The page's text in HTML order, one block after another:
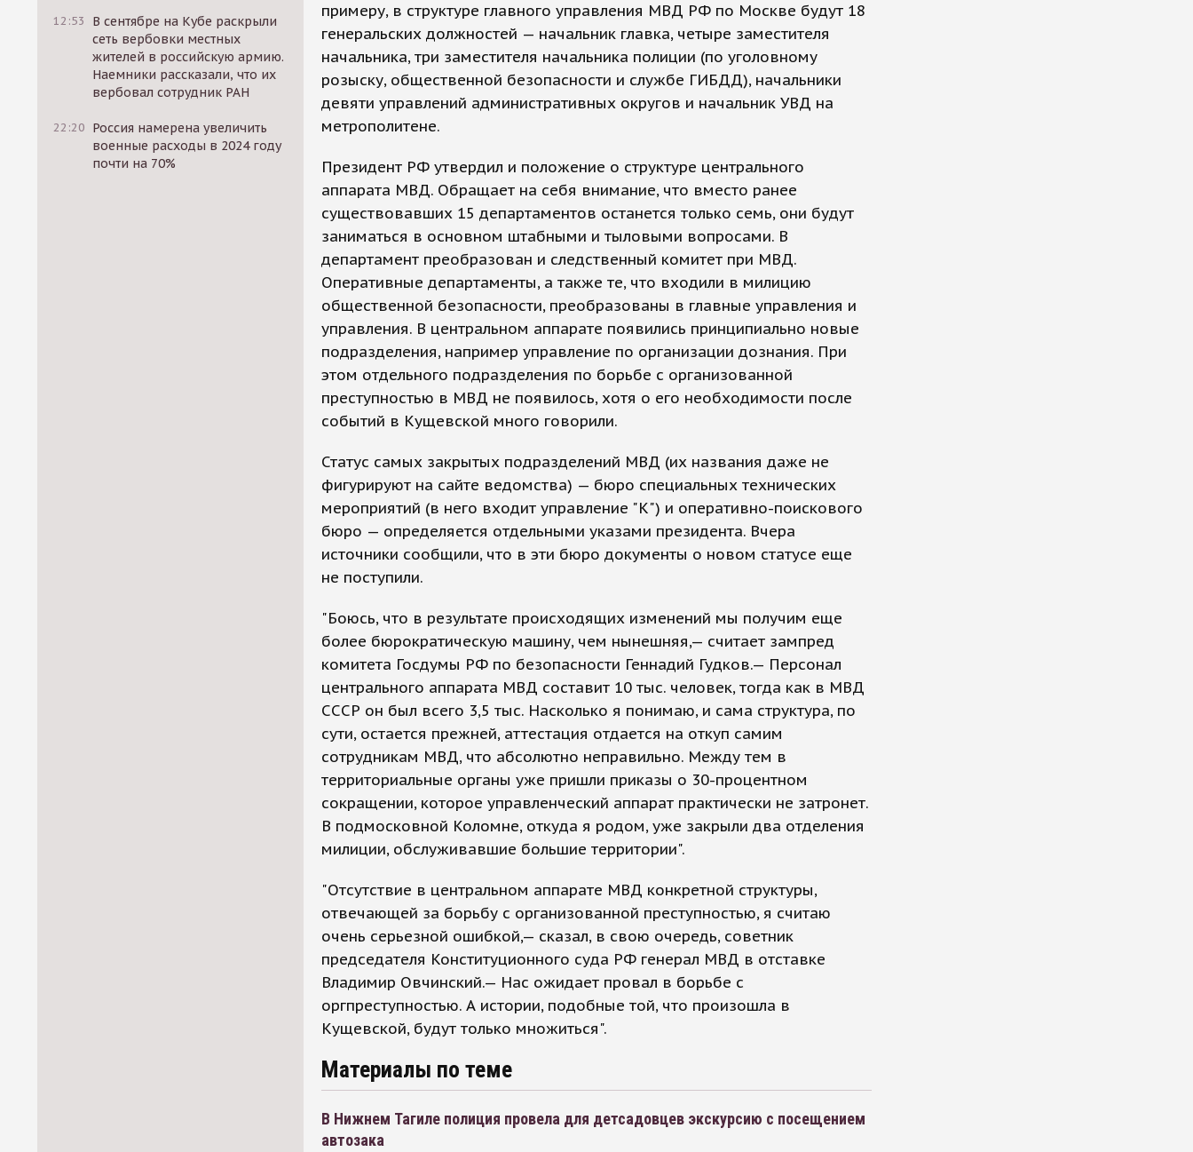
12:53
В сентябре на Кубе раскрыли
сеть вербовки местных
жителей в российскую армию.
Наемники рассказали, что их
вербовал сотрудник РАН
22:20 Россия намерена увеличить
военные расходы в 2024 году
почти на 70%
примеру, в структуре главного управления МВД РФ по Москве будут 18
генеральских должностей — начальник главка, четыре заместителя
начальника, три заместителя начальника полиции (по уголовному
розыску, общественной безопасности и службе ГИБДД), начальники
девяти управлений административных округов и начальник УВД на
метрополитене.
Президент РФ утвердил и положение о структуре центрального
аппарата МВД. Обращает на себя внимание, что вместо ранее
существовавших 15 департаментов останется только семь, они будут
заниматься в основном штабными и тыловыми вопросами. В
департамент преобразован и следственный комитет при МВД.
Оперативные департаменты, а также те, что входили в милицию
общественной безопасности, преобразованы в главные управления и
управления. В центральном аппарате появились принципиально новые
подразделения, например управление по организации дознания. При
этом отдельного подразделения по борьбе с организованной
преступностью в МВД не появилось, хотя о его необходимости после
событий в Кущевской много говорили.
Статус самых закрытых подразделений МВД (их названия даже не
фигурируют на сайте ведомства) — бюро специальных технических
мероприятий (в него входит управление "К") и оперативно-поискового
бюро — определяется отдельными указами президента. Вчера
источники сообщили, что в эти бюро документы о новом статусе еще
не поступили.
"Боюсь, что в результате происходящих изменений мы получим еще
более бюрократическую машину, чем нынешняя,— считает зампред
комитета Госдумы РФ по безопасности Геннадий Гудков.— Персонал
центрального аппарата МВД составит 10 тыс. человек, тогда как в МВД
СССР он был всего 3,5 тыс. Насколько я понимаю, и сама структура, по
сути, остается прежней, аттестация отдается на откуп самим
сотрудникам МВД, что абсолютно неправильно. Между тем в
территориальные органы уже пришли приказы о 30-процентном
сокращении, которое управленческий аппарат практически не затронет.
В подмосковной Коломне, откуда я родом, уже закрыли два отделения
милиции, обслуживавшие большие территории".
"Отсутствие в центральном аппарате МВД конкретной структуры,
отвечающей за борьбу с организованной преступностью, я считаю
очень серьезной ошибкой,— сказал, в свою очередь, советник
председателя Конституционного суда РФ генерал МВД в отставке
Владимир Овчинский.— Нас ожидает провал в борьбе с
оргпреступностью. А истории, подобные той, что произошла в
Кущевской, будут только множиться".
Материалы по теме
В Нижнем Тагиле полиция провела для детсадовцев экскурсию с посещением
автозака